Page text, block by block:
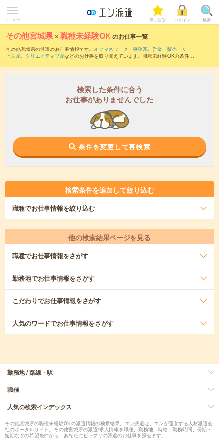
メニュー 気になる! ログイン 検索
その他宮城県 ×職種未経験OK のお仕事一覧
その他宮城県の派遣のお仕事情報です。 オフィスワーク・事務系、 営業・販売・サー
ビス系、 クリエイティブ系などのお仕事を取り揃えています。職種未経験OKの条件の
検索した条件に合う
お仕事がありませんでした
条件を変更して再検索
検索条件を追加して絞り込む
職種でお仕事情報を絞り込む
他の検索結果ページを見る
職種でお仕事情報をさがす
勤務地でお仕事情報をさがす
こだわりでお仕事情報をさがす
人気のワードでお仕事情報をさがす
勤務地 / 路線・駅
職種
人気の検索インデックス
その他宮城県の職種未経験OKの派遣情報の検索結果。エン派遣は、エンが運営する人材派遣会
社のポータルサイト。その他宮城県の派遣/求人情報を職種、勤務地、時給、勤務時間、長期・
短期などの希望条件から、あなたにピッタリの派遣のお仕事を探せます。